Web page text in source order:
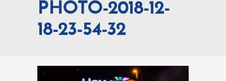
PHOTO-2018-12-
18-23-54-32